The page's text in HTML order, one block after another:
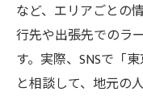
など、エリアごとの
行先や出張先でのラ
す。実際、SNSで「
と相談して、地元の